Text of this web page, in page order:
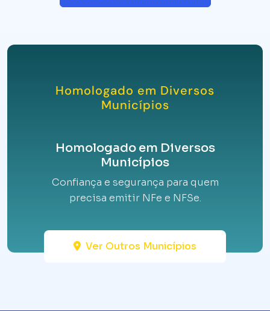
Homologado em Diversos
Municípios
Homologado em Diversos
Municípios
Confiança e segurança para quem
precisa emitir NFe e NFSe.
Ver Outros Municípios